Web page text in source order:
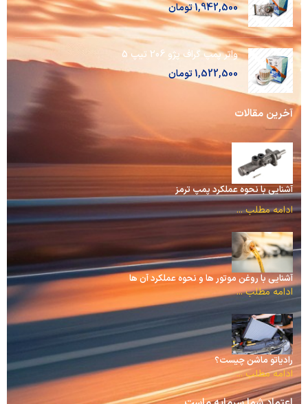
1,942,500تومان
واتر پمپ گراف پژو 206 تیپ 5
1,522,500تومان
آخرین مقالات
آشنایی با نحوه عملکرد پمپ ترمز
ادامه مطلب ...
آشنایی با روغن موتور ها و نحوه عملکرد آن ها
ادامه مطلب ...
رادیاتو ماشن چیست؟
ادامه مطلب ...